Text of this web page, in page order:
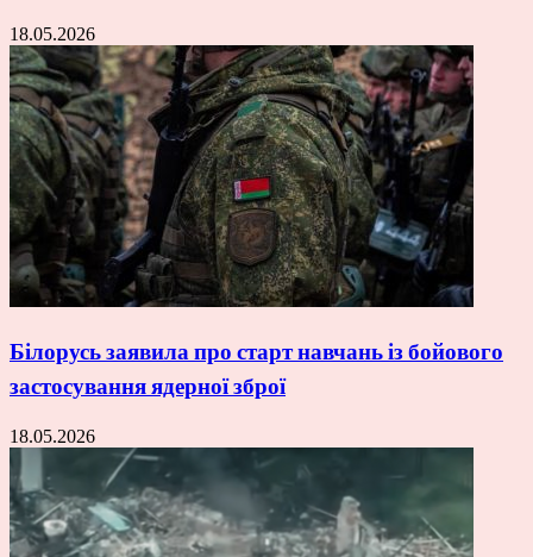
18.05.2026
Білорусь заявила про старт навчань із бойового
застосування ядерної зброї
18.05.2026